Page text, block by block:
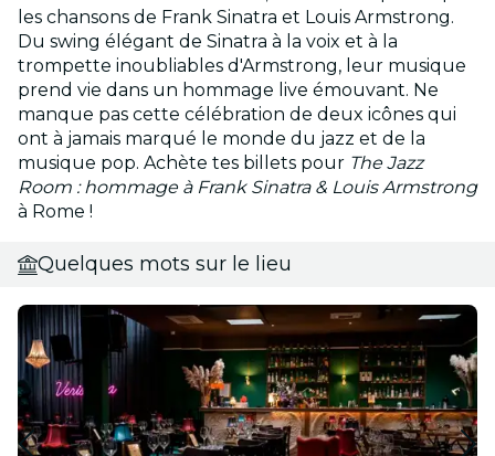
les chansons de Frank Sinatra et Louis Armstrong.
Du swing élégant de Sinatra à la voix et à la
trompette inoubliables d'Armstrong, leur musique
prend vie dans un hommage live émouvant. Ne
manque pas cette célébration de deux icônes qui
ont à jamais marqué le monde du jazz et de la
musique pop. Achète tes billets pour The Jazz
Room : hommage à Frank Sinatra & Louis Armstrong
à Rome !
Quelques mots sur le lieu